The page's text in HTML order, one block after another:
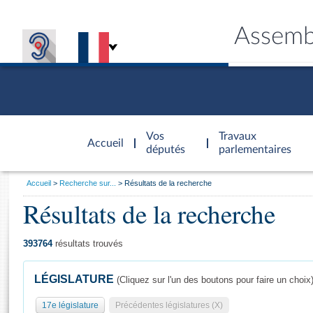
Accueil
d'accueil
Vos
députés
Travaux
parlementaires
Général
Vous
Accueil Recherche sur... Résultats de la recherche
Résultats de la recherche
393764résultats trouvés
LÉGISLATURE (Cliquez sur l'un des boutons pour faire un choix)
17e législature Précédentes législatures (X)